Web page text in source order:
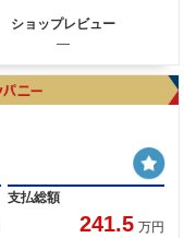
ショップレビュー
―
支払総額
241.5 万円